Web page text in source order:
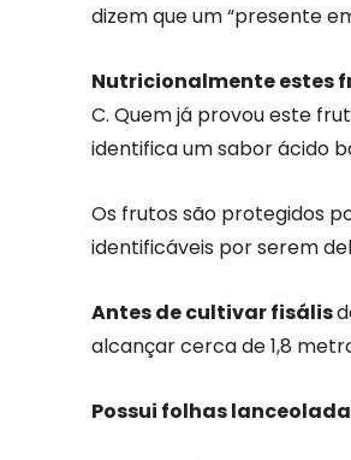
dizem que um “presente
Nutricionalmente estes
C. Quem já provou este
identifica um sabor ácido
Os frutos são protegidos
identificáveis por serem
Antes de cultivar fisális
alcançar cerca de 1,8
Possui folhas